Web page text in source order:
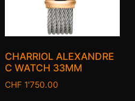
CHARRIOL ALEXANDRE
C WATCH 33MM
CHF 1'750.00